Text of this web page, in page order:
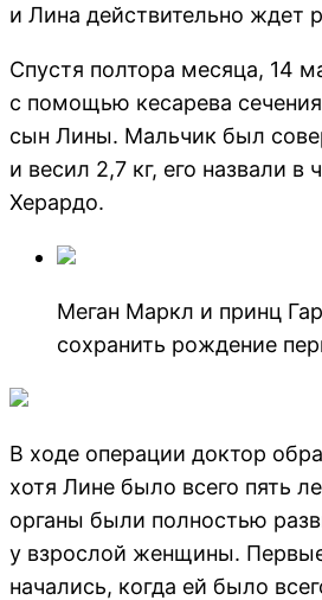
и Лина действительно ждет
Спустя полтора месяца, 14
с помощью кесарева
сын Лины. Мальчик был
и весил 2,7 кг, его назвали в
Херардо.
Меган Маркл и принц
сохранить рождение
В ходе операции доктор
хотя Лине было всего пять
органы были полностью
у взрослой женщины.
начались, когда ей было